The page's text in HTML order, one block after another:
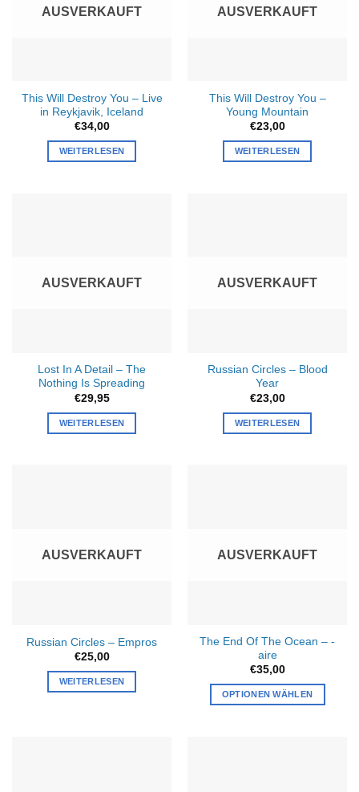
AUSVERKAUFT
This Will Destroy You – Live
in Reykjavik, Iceland
€34,00
WEITERLESEN
AUSVERKAUFT
This Will Destroy You –
Young Mountain
€23,00
WEITERLESEN
AUSVERKAUFT
Lost In A Detail – The
Nothing Is Spreading
€29,95
WEITERLESEN
AUSVERKAUFT
Russian Circles – Blood
Year
€23,00
WEITERLESEN
AUSVERKAUFT
Russian Circles – Empros
€25,00
WEITERLESEN
AUSVERKAUFT
The End Of The Ocean – -
aire
€35,00
OPTIONEN WÄHLEN